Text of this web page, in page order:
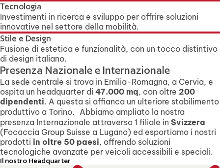
Tecnologia
Investimenti in ricerca e sviluppo per offrire soluzioni
innovative nel settore della mobilità.
Stile e Design
Fusione di estetica e funzionalità, con un tocco distintivo
di design italiano.
Presenza Nazionale e Internazionale
La sede centrale si trova in Emilia-Romagna, a Cervia, e
ospita un headquarter di 47.000 mq, con oltre 200
dipendenti. A questa si affianca un ulteriore stabilimento
produttivo a Torino. Abbiamo ampliato la nostra
presenza Internazionale attraverso 1 filiale in Svizzera
(Focaccia Group Suisse a Lugano) ed esportiamo i nostri
prodotti in oltre 50 paesi, offrendo soluzioni
tecnologiche avanzate per veicoli accessibili e speciali.
Il nostro Headquarter